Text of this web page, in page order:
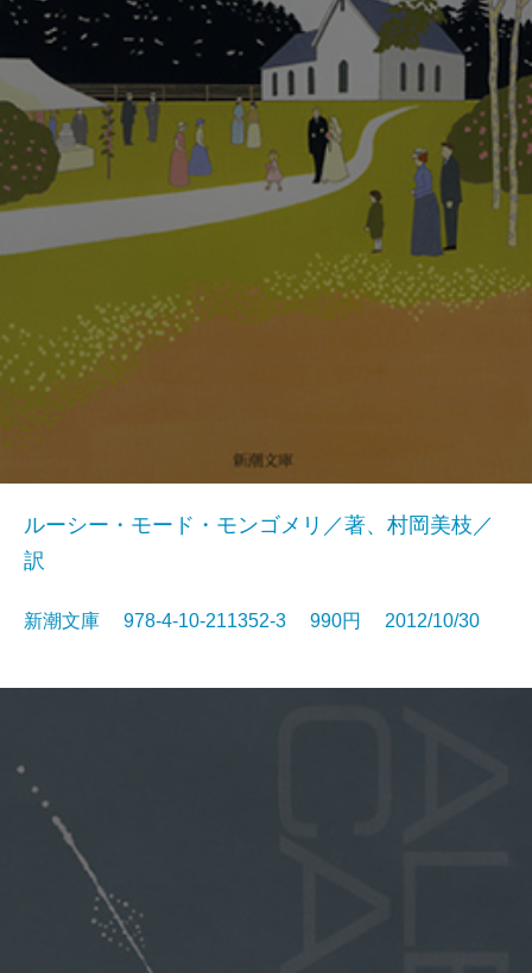
ルーシー・モード・モンゴメリ／著、村岡美枝／
訳
新潮文庫 978-4-10-211352-3 990円 2012/10/30